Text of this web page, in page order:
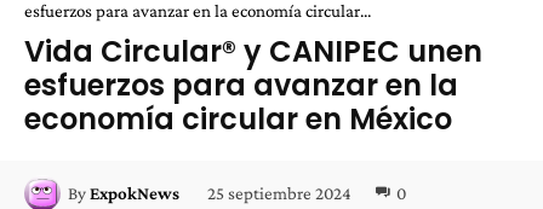
esfuerzos para avanzar en la economía circular...
Vida Circular® y CANIPEC unen
esfuerzos para avanzar en la
economía circular en México
ByExpokNews 25 septiembre 2024 0